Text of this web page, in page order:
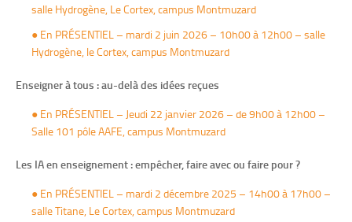
salle Hydrogène, Le Cortex, campus Montmuzard
● En PRÉSENTIEL – mardi 2 juin 2026 – 10h00 à 12h00 – salle
Hydrogène, le Cortex, campus Montmuzard
Enseigner à tous : au-delà des idées reçues
● En PRÉSENTIEL – Jeudi 22 janvier 2026 – de 9h00 à 12h00 –
Salle 101 pôle AAFE, campus Montmuzard
Les IA en enseignement : empêcher, faire avec ou faire pour ?
● En PRÉSENTIEL – mardi 2 décembre 2025 – 14h00 à 17h00 –
salle Titane, Le Cortex, campus Montmuzard